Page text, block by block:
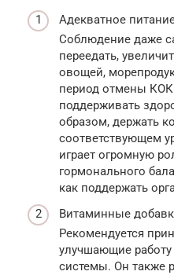
Адекватное
Соблюдение даже
переедать,
овощей,
период отмены
поддерживать
образом, держать
соответствующем
играет огромную
гормонального
как поддержать
Витаминные
Рекомендуется
улучшающие
системы. Он также